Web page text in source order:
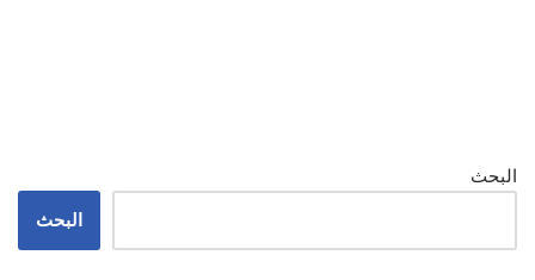
البحث
البحث